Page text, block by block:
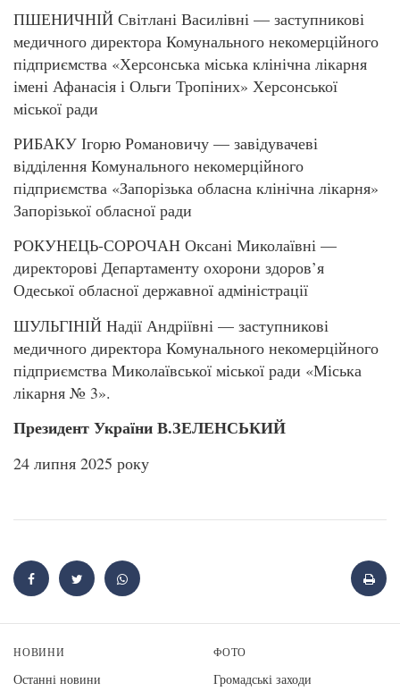
ПШЕНИЧНІЙ Світлані Василівні — заступникові
медичного директора Комунального некомерційного
підприємства «Херсонська міська клінічна лікарня
імені Афанасія і Ольги Тропіних» Херсонської
міської ради
РИБАКУ Ігорю Романовичу — завідувачеві
відділення Комунального некомерційного
підприємства «Запорізька обласна клінічна лікарня»
Запорізької обласної ради
РОКУНЕЦЬ-СОРОЧАН Оксані Миколаївні —
директорові Департаменту охорони здоров’я
Одеської обласної державної адміністрації
ШУЛЬГІНІЙ Надії Андріївні — заступникові
медичного директора Комунального некомерційного
підприємства Миколаївської міської ради «Міська
лікарня № 3».
Президент України В.ЗЕЛЕНСЬКИЙ
24 липня 2025 року
НОВИНИ
Останні новини
ФОТО
Громадські заходи